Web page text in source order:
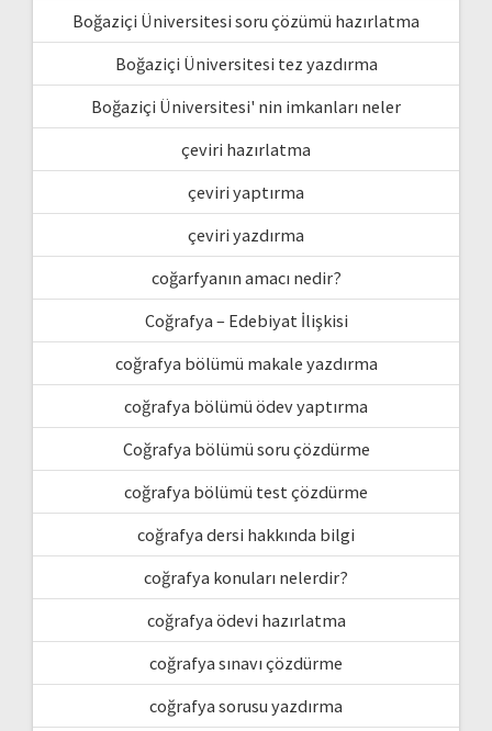
Boğaziçi Üniversitesi soru çözümü hazırlatma
Boğaziçi Üniversitesi tez yazdırma
Boğaziçi Üniversitesi' nin imkanları neler
çeviri hazırlatma
çeviri yaptırma
çeviri yazdırma
coğarfyanın amacı nedir?
Coğrafya – Edebiyat İlişkisi
coğrafya bölümü makale yazdırma
coğrafya bölümü ödev yaptırma
Coğrafya bölümü soru çözdürme
coğrafya bölümü test çözdürme
coğrafya dersi hakkında bilgi
coğrafya konuları nelerdir?
coğrafya ödevi hazırlatma
coğrafya sınavı çözdürme
coğrafya sorusu yazdırma